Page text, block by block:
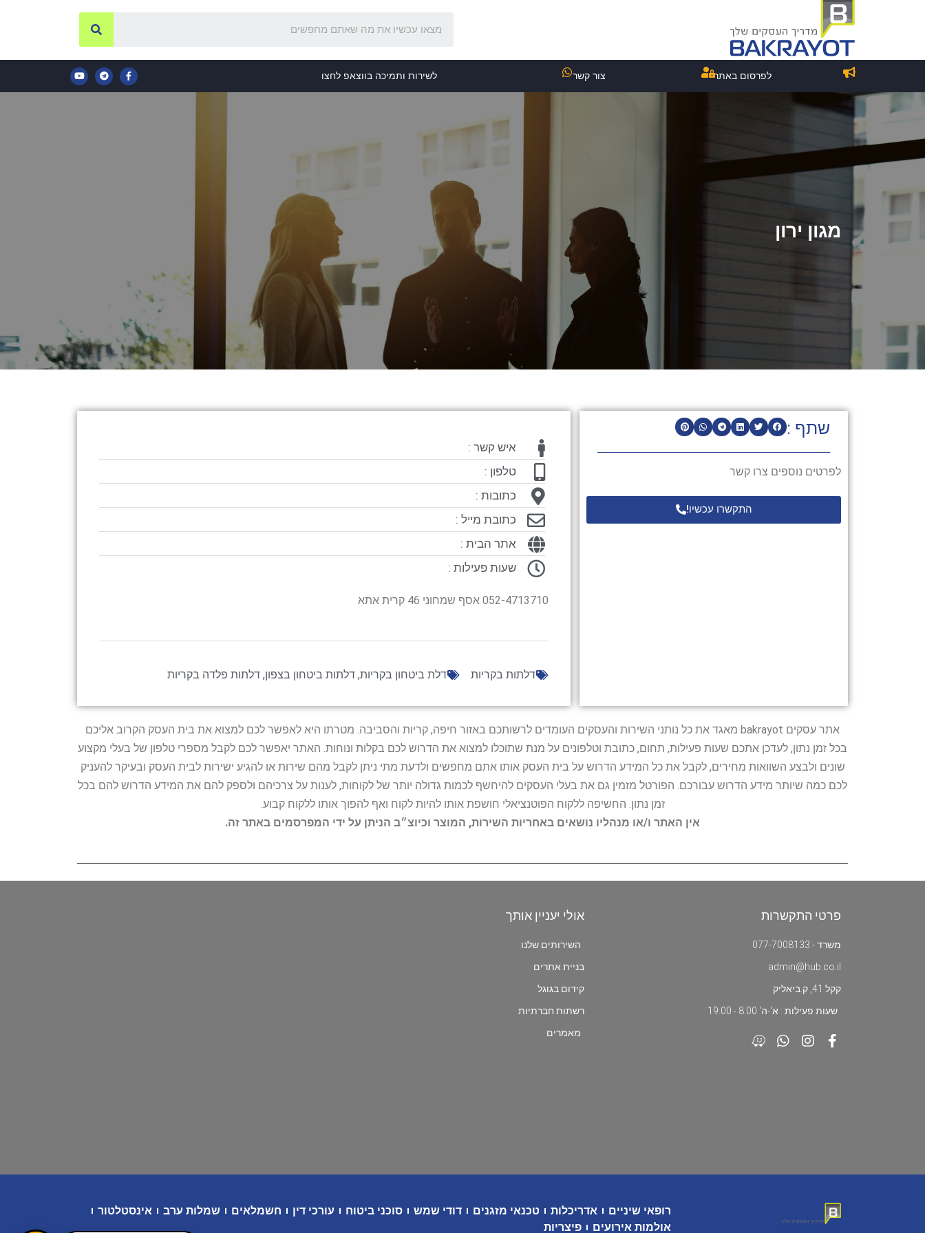
לפרסום באתר צור קשר לשירות ותמיכה בווצאפ לחצו
מגון ירון
שתף :
לפרטים נוספים צרו קשר
התקשרו עכשיו!
איש קשר :
טלפון :
כתובות :
כתובת מייל :
אתר הבית :
שעות פעילות :
052-4713710 אסף שמחוני 46 קרית אתא
דלתות בקריות דלת ביטחון בקריות, דלתות ביטחון בצפון, דלתות פלדה בקריות
אתר עסקים bakrayot מאגד את כל נותני השירות והעסקים העומדים לרשותכם באזור חיפה, קריות והסביבה. מטרתו היא לאפשר לכם למצוא את בית העסק הקרוב אליכם
בכל זמן נתון, לעדכן אתכם שעות פעילות, תחום, כתובת וטלפונים על מנת שתוכלו למצוא את הדרוש לכם בקלות ונוחות. האתר יאפשר לכם לקבל מספרי טלפון של בעלי מקצוע
שונים ולבצע השוואות מחירים, לקבל את כל המידע הדרוש על בית העסק אותו אתם מחפשים ולדעת מתי ניתן לקבל מהם שירות או להגיע ישירות לבית העסק ובעיקר להעניק
לכם כמה שיותר מידע הדרוש עבורכם. הפורטל מזמין גם את בעלי העסקים להיחשף לכמות גדולה יותר של לקוחות, לענות על צרכיהם ולספק להם את המידע הדרוש להם בכל
זמן נתון. החשיפה ללקוח הפוטנציאלי חושפת אותו להיות לקוח ואף להפוך אותו ללקוח קבוע.
אין האתר ו/או מנהליו נושאים באחריות השירות, המוצר וכיוצ״ב הניתן על ידי המפרסמים באתר זה.
פרטי התקשרות
משרד - 077-7008133
admin@hub.co.il
קקל 41, ק.ביאליק
שעות פעילות : א'-ה' 8:00 - 19:00
אולי יעניין אותך
השירותים שלנו
בניית אתרים
קידום בגוגל
רשתות חברתיות
מאמרים
רופאי שיניים אדריכלות טכנאי מזגנים דודי שמש סוכני ביטוח עורכי דין חשמלאים שמלות ערב
אינסטלטור
אולמות אירועים
פיצריות